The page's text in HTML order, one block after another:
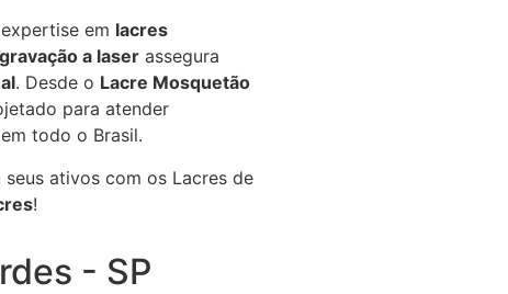
em lacres
a laser assegura
. Desde o Lacre Mosquetão
para atender
todo o Brasil.
ativos com os Lacres de
!
- SP